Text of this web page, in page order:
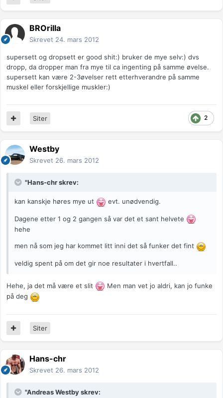
BROrilla
Skrevet 24. mars 2012
supersett og dropsett er good shit:) bruker de mye selv:) dvs
dropp, da dropper man fra mye til ca ingenting på samme øvelse.
supersett kan være 2-3øvelser rett etterhverandre på samme
muskel eller forskjellige muskler:)
2
Siter
Westby
Skrevet 26. mars 2012
"Hans-chr skrev:
kan kanskje høres mye ut evt. unødvendig.
Dagene etter 1 og 2 gangen så var det et sant helvete
hehe
men nå som jeg har kommet litt inni det så funker det fint
veldig spent på om det gir noe resultater i hvertfall..
Hehe, ja det må være et slit
Men man vet jo aldri, kan jo funke
på deg
Siter
Hans-chr
Skrevet 26. mars 2012
"Andreas Westby skrev: